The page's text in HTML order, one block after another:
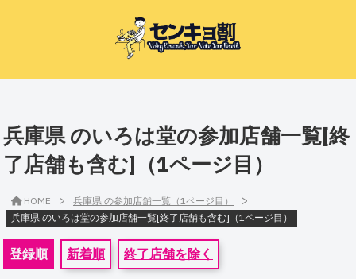
兵庫県 のいろは堂の参加店舗一覧[終
了店舗も含む]（1ページ目）
HOME > 兵庫県 の参加店舗一覧（1ページ目） >
兵庫県 のいろは堂の参加店舗一覧[終了店舗も含む]（1ページ目）
登録順 新着順 終了店舗を除く